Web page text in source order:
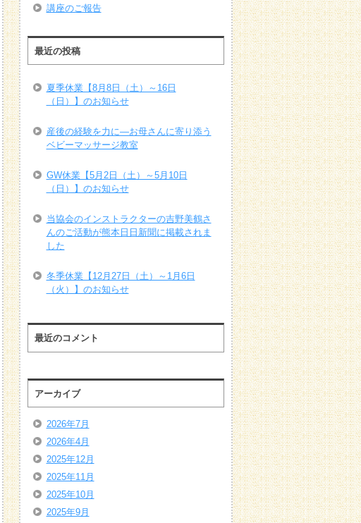
講座のご報告
最近の投稿
夏季休業【8月8日（土）～16日
（日）】のお知らせ
産後の経験を力に―お母さんに寄り添う
ベビーマッサージ教室
GW休業【5月2日（土）～5月10日
（日）】のお知らせ
当協会のインストラクターの吉野美鶴さ
んのご活動が熊本日日新聞に掲載されま
した
冬季休業【12月27日（土）～1月6日
（火）】のお知らせ
最近のコメント
アーカイブ
2026年7月
2026年4月
2025年12月
2025年11月
2025年10月
2025年9月